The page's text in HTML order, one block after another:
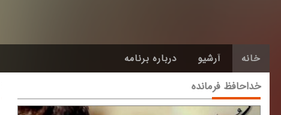
خانه آرشیو درباره برنامه
خداحافظ فرمانده